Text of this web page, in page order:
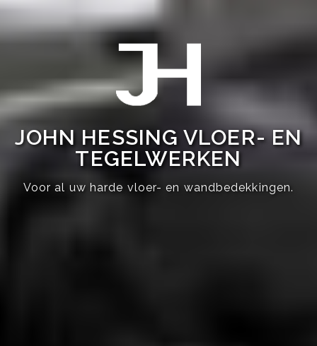
JOHN HESSING VLOER- EN
TEGELWERKEN
Voor al uw harde vloer- en wandbedekkingen.